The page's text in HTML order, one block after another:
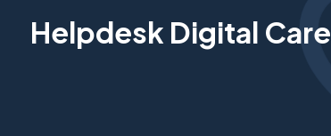
Helpdesk Digital